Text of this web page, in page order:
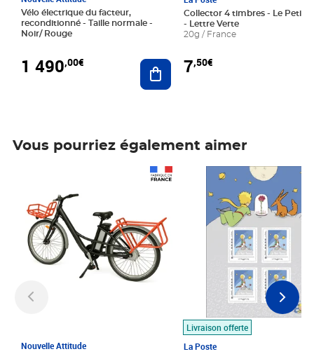
Vélo électrique du facteur,
reconditionné - Taille normale -
Noir/ Rouge
1 490,00€ Ajouter au panier
Collector 4 timbres - Le Petit
- Lettre Verte
20g / France
7,50€
Vous pourriez également aimer
Nouvelle Attitude
Livraison offerte
La Poste
Prix 7,50€